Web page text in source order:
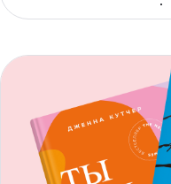
с доступом